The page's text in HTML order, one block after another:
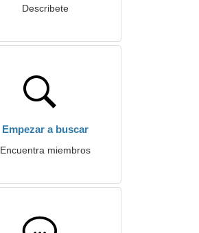
Describete
Empezar a buscar
Encuentra miembros